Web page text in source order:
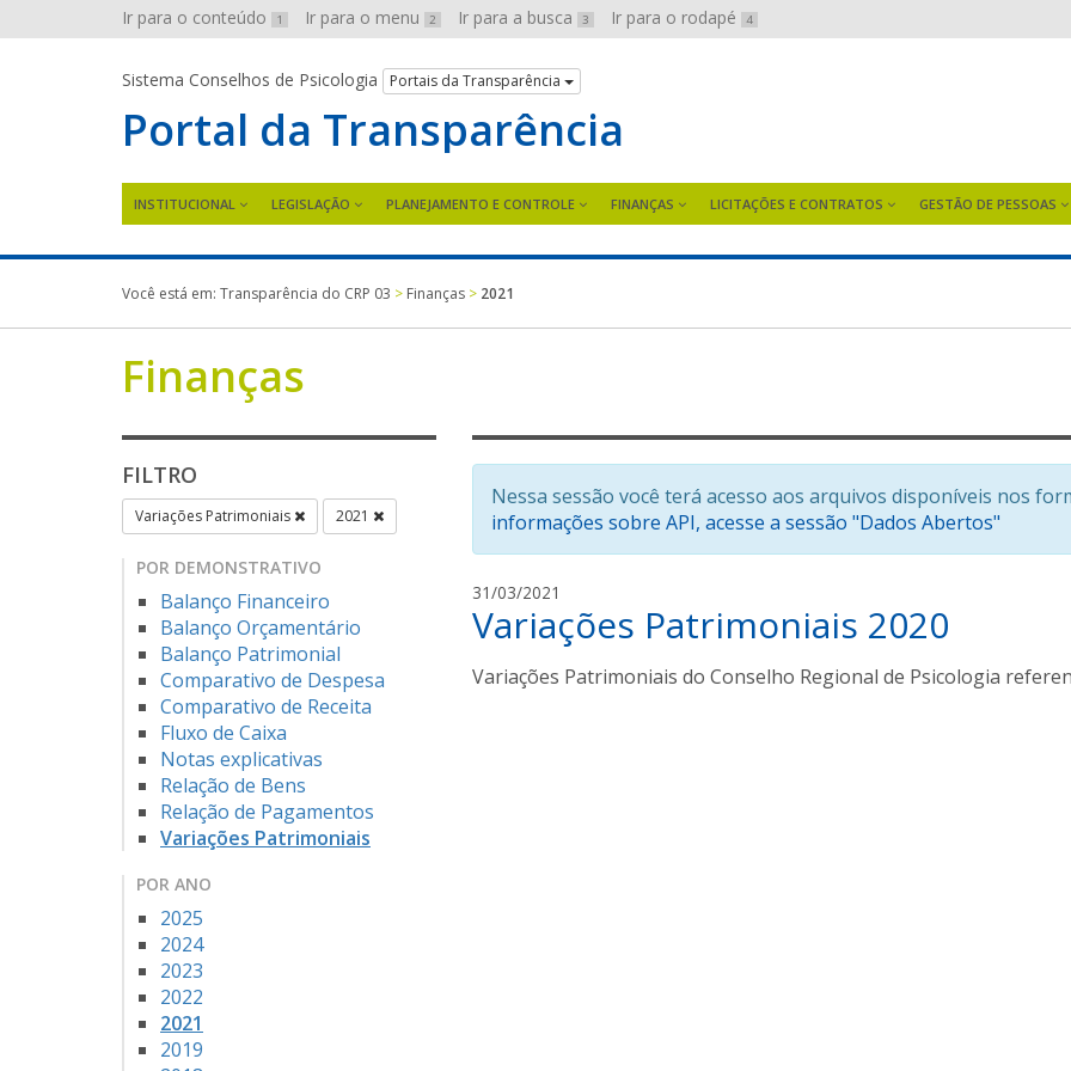
Ir para o conteúdo 1 Ir para o menu 2 Ir para a busca 3 Ir para o rodapé 4
Sistema Conselhos de Psicologia Portais da Transparência
Portal da Transparência
INSTITUCIONAL LEGISLAÇÃO PLANEJAMENTO E CONTROLE FINANÇAS LICITAÇÕES E CONTRATOS GESTÃO DE PESSOAS
Você está em: Transparência do CRP 03 > Finanças > 2021
Finanças
FILTRO
Variações Patrimoniais 2021
POR DEMONSTRATIVO
Balanço Financeiro
Balanço Orçamentário
Balanço Patrimonial
Comparativo de Despesa
Comparativo de Receita
Fluxo de Caixa
Notas explicativas
Relação de Bens
Relação de Pagamentos
Variações Patrimoniais
POR ANO
2025
2024
2023
2022
2021
2019
Nessa sessão você terá acesso aos arquivos disponíveis nos
informações sobre API, acesse a sessão "Dados Abertos"
31/03/2021
e
d
r
Variações Patrimoniais 2020
Variações Patrimoniais do Conselho Regional de Psicologia